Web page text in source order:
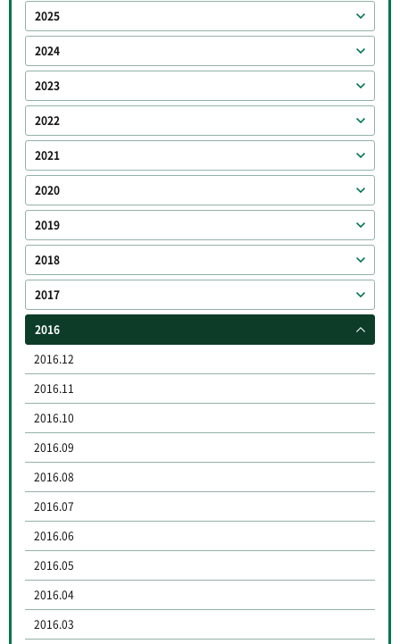
2025
2024
2023
2022
2021
2020
2019
2018
2017
2016
2016.12
2016.11
2016.10
2016.09
2016.08
2016.07
2016.06
2016.05
2016.04
2016.03